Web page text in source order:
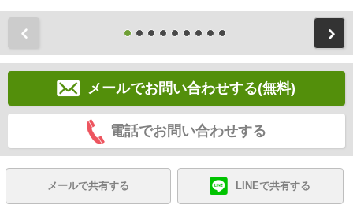
メールでお問い合わせする(無料)
電話でお問い合わせする
メールで共有する LINEで共有する